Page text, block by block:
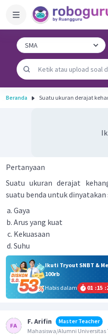
Beranda Suatu ukuran derajat
Pertanyaan
Suatu ukuran derajat
suatu benda untuk dinyatakan
Gaya
Arus yang kuat
Kekuasaan
Suhu
Ikuti Tryout SNBT &
100rb
Habis dalam
01 :15 :
F. Arifin
Master Teacher
Mahasiswa/Alumni Universitas